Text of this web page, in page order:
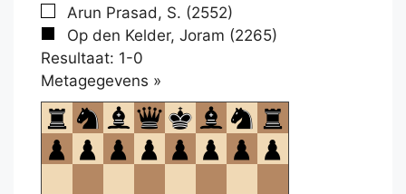
Arun Prasad, S. (2552)
Op den Kelder, Joram (2265)
Resultaat: 1-0
Metagegevens »
om
te
openen.